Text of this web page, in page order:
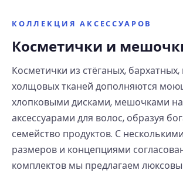
КОЛЛЕКЦИЯ АКСЕССУАРОВ
Косметички и
Косметички из стёганых,
холщовых тканей дополняются
хлопковыми дисками, мешочками на
аксессуарами для волос, образуя
семейство продуктов. С
размеров и концепциями
комплектов мы предлагаем